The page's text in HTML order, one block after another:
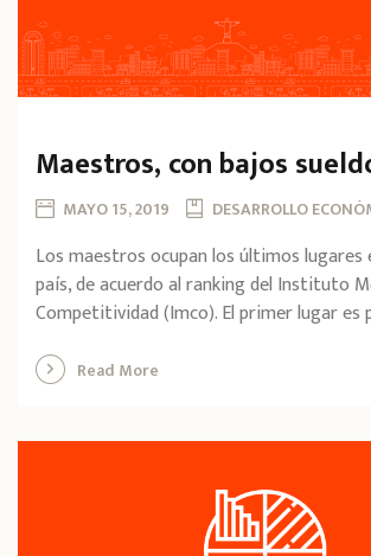
Maestros, con bajos
MAYO 15, 2019 DESARROLLO
Los maestros ocupan los últimos lugares
país, de acuerdo al ranking del Instituto
Competitividad (Imco). El primer lugar es
Read More